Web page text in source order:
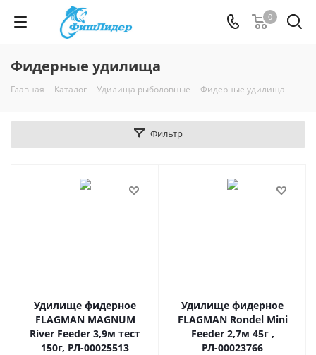
0
Фидерные удилища
Главная - Каталог - Удилища рыболовные - Фидерные удилища
Фильтр
Удилище фидерное
FLAGMAN MAGNUM
River Feeder 3,9м тест
150г, РЛ-00025513
Удилище фидерное
FLAGMAN Rondel Mini
Feeder 2,7м 45г ,
РЛ-00023766